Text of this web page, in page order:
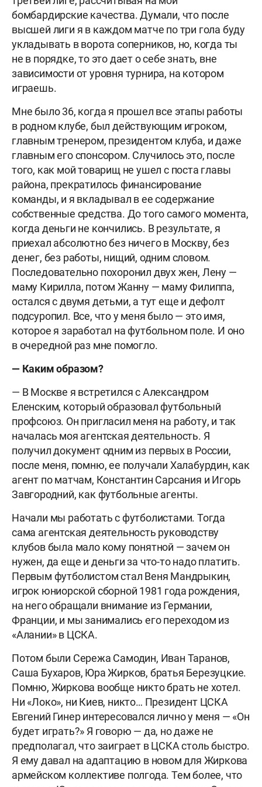
бомбардирские качества. Думали, что после
высшей лиги я в каждом матче по три гола буду
укладывать в ворота соперников, но, когда ты
не в порядке, то это дает о себе знать, вне
зависимости от уровня турнира, на котором
играешь.
Мне было 36, когда я прошел все этапы работы
в родном клубе, был действующим игроком,
главным тренером, президентом клуба, и даже
главным его спонсором. Случилось это, после
того, как мой товарищ не ушел с поста главы
района, прекратилось финансирование
команды, и я вкладывал в ее содержание
собственные средства. До того самого момента,
когда деньги не кончились. В результате, я
приехал абсолютно без ничего в Москву, без
денег, без работы, нищий, одним словом.
Последовательно похоронил двух жен, Лену —
маму Кирилла, потом Жанну — маму Филиппа,
остался с двумя детьми, а тут еще и дефолт
подсуропил. Все, что у меня было — это имя,
которое я заработал на футбольном поле. И оно
в очередной раз мне помогло.
— Каким образом?
— В Москве я встретился с Александром
Еленским, который образовал футбольный
профсоюз. Он пригласил меня на работу, и так
началась моя агентская деятельность. Я
получил документ одним из первых в России,
после меня, помню, ее получали Халабурдин, как
агент по матчам, Константин Сарсания и Игорь
Завгородний, как футбольные агенты.
Начали мы работать с футболистами. Тогда
сама агентская деятельность руководству
клубов была мало кому понятной — зачем он
нужен, да еще и деньги за что-то надо платить.
Первым футболистом стал Веня Мандрыкин,
игрок юниорской сборной 1981 года рождения,
на него обращали внимание из Германии,
Франции, и мы занимались его переходом из
«Алании» в ЦСКА.
Потом были Сережа Самодин, Иван Таранов,
Саша Бухаров, Юра Жирков, братья Березуцкие.
Помню, Жиркова вообще никто брать не хотел.
Ни «Локо», ни Киев, никто… Президент ЦСКА
Евгений Гинер интересовался лично у меня — «Он
будет играть?» Я говорю — да, но даже не
предполагал, что заиграет в ЦСКА столь быстро.
Я ему давал на адаптацию в новом для Жиркова
армейском коллективе полгода. Тем более, что